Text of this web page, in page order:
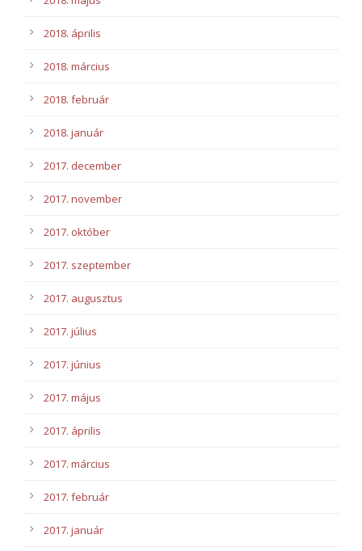
2018. április
2018. március
2018. február
2018. január
2017. december
2017. november
2017. október
2017. szeptember
2017. augusztus
2017. július
2017. június
2017. május
2017. április
2017. március
2017. február
2017. január